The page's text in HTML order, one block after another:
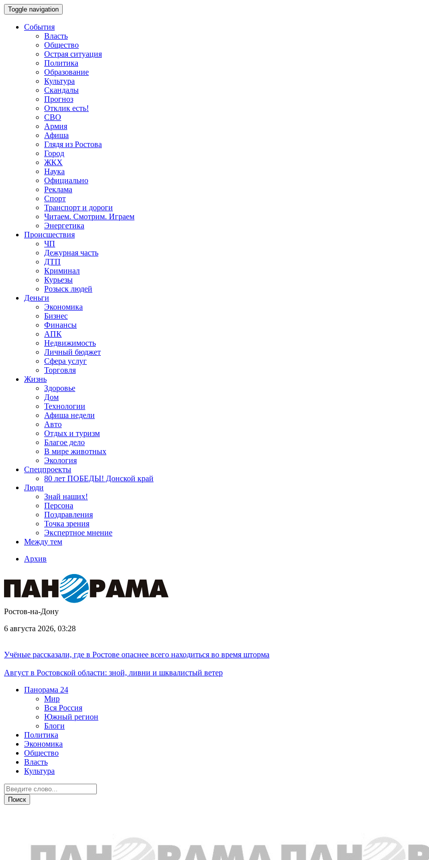
Toggle navigation
События
Власть
Общество
Острая ситуация
Политика
Образование
Культура
Скандалы
Прогноз
Отклик есть!
СВО
Армия
Афиша
Глядя из Ростова
Город
ЖКХ
Наука
Официально
Реклама
Спорт
Транспорт и дороги
Читаем. Смотрим. Играем
Энергетика
Происшествия
ЧП
Дежурная часть
ДТП
Криминал
Курьезы
Розыск людей
Деньги
Экономика
Бизнес
Финансы
АПК
Недвижимость
Личный бюджет
Сфера услуг
Торговля
Жизнь
Здоровье
Дом
Технологии
Афиша недели
Авто
Отдых и туризм
Благое дело
В мире животных
Экология
Спецпроекты
80 лет ПОБЕДЫ! Донской край
Люди
Знай наших!
Персона
Поздравления
Точка зрения
Экспертное мнение
Между тем
Архив
Ростов-на-Дону
6 августа 2026, 03:28
Учёные рассказали, где в Ростове опаснее всего находиться во время шторма
Август в Ростовской области: зной, ливни и шквалистый ветер
Панорама 24
Мир
Вся Россия
Южный регион
Блоги
Политика
Экономика
Общество
Власть
Культура